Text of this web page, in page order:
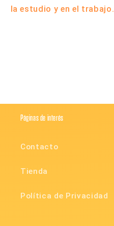
la estudio y en el trabajo.
Páginas de interés
Contacto
Tienda
Política de Privacidad